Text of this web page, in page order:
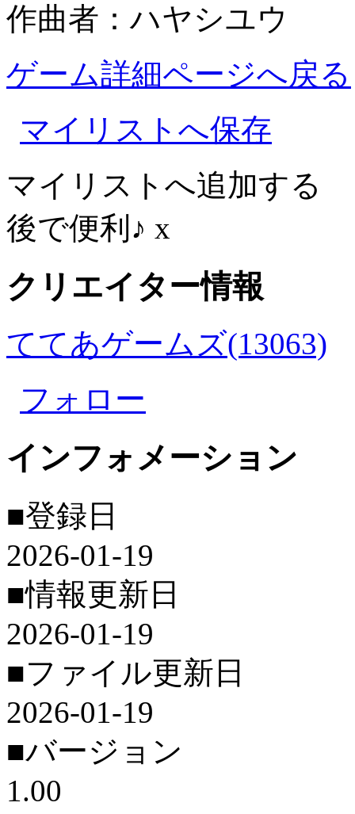
作曲者：ハヤシユウ
ゲーム詳細ページへ戻る
マイリストへ保存
マイリストへ追加する
後で便利♪ x
クリエイター情報
ててあゲームズ(13063)
フォロー
インフォメーション
■登録日
2026-01-19
■情報更新日
2026-01-19
■ファイル更新日
2026-01-19
■バージョン
1.00